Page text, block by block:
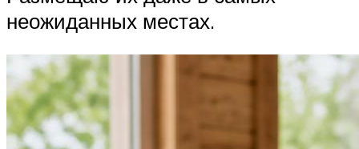
неожиданных местах.